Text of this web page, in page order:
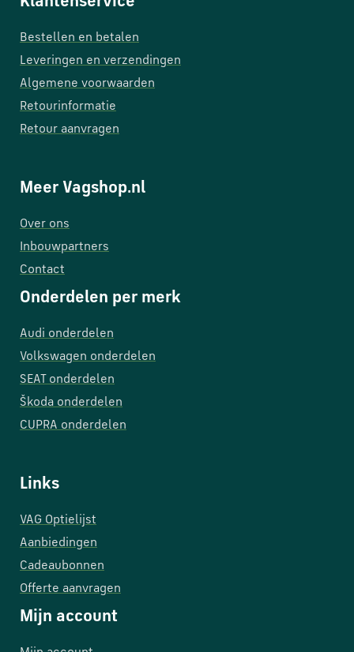
Bestellen en betalen
Leveringen en verzendingen
Algemene voorwaarden
Retourinformatie
Retour aanvragen
Meer Vagshop.nl
Over ons
Inbouwpartners
Contact
Onderdelen per merk
Audi onderdelen
Volkswagen onderdelen
SEAT onderdelen
Škoda onderdelen
CUPRA onderdelen
Links
VAG Optielijst
Aanbiedingen
Cadeaubonnen
Offerte aanvragen
Mijn account